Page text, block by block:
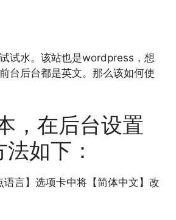
试水。该站也是wordpress，想
台后台都是英文。那么该如何使
，在后台设置
如下：
言】选项卡中将【简体中文】改